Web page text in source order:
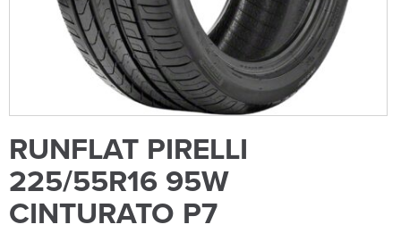
RUNFLAT PIRELLI
225/55R16 95W
CINTURATO P7